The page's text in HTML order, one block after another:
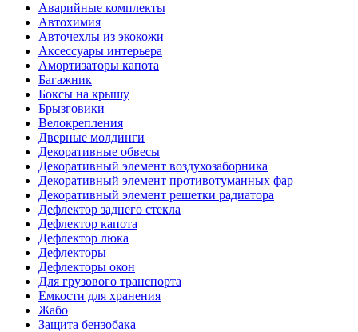
Аварийные комплекты
Автохимия
Авточехлы из экокожи
Аксессуары интерьера
Амортизаторы капота
Багажник
Боксы на крышу
Брызговики
Велокрепления
Дверные молдинги
Декоративные обвесы
Декоративный элемент воздухозаборника
Декоративный элемент противотуманных фар
Декоративный элемент решетки радиатора
Дефлектор заднего стекла
Дефлектор капота
Дефлектор люка
Дефлекторы
Дефлекторы окон
Для грузового транспорта
Емкости для хранения
Жабо
Защита бензобака